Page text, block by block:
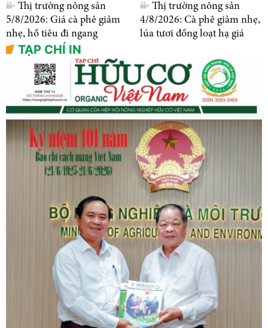
Thị trường nông sản
5/8/2026: Giá cà phê giảm
nhẹ, hồ tiêu đi ngang
Thị trường nông sản
4/8/2026: Cà phê giảm nhẹ,
lúa tươi đồng loạt hạ giá
TẠP CHÍ IN